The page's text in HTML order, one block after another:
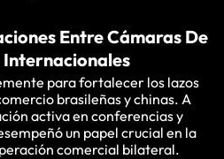
Entre Cámaras De
para fortalecer los lazos
brasileñas y chinas. A
activa en conferencias y
un papel crucial en la
comercial bilateral.